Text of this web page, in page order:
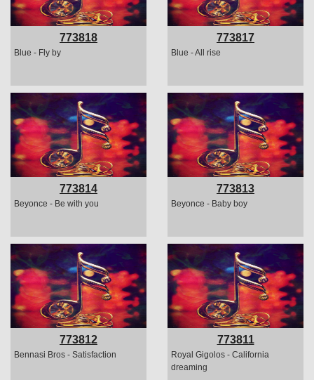
773818
Blue - Fly by
773817
Blue - All rise
773814
Beyonce - Be with you
773813
Beyonce - Baby boy
773812
Bennasi Bros - Satisfaction
773811
Royal Gigolos - California
dreaming